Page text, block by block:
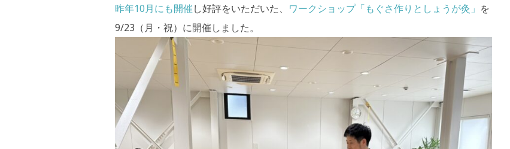
e
o
y
i
n
昨年10月にも開催し好評をいただいた、 ワークショップ「もぐさ作りとしょうが灸」 を
9/23（月・祝）に開催しました。